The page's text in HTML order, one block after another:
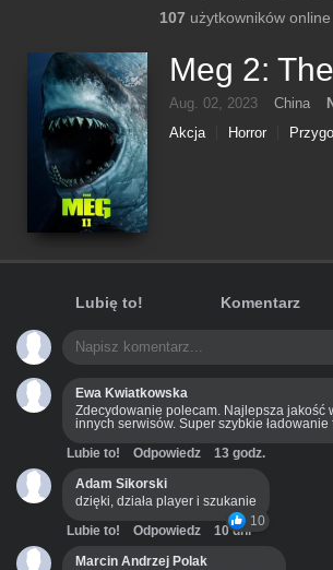
107 użytkowników online
Meg 2:
Aug. 02, 2023 China
Akcja
Horror
Lubię to! Komentarz
Ewa Kwiatkowska
Zdecydowanie polecam. Najlepsza jakość
innych serwisów. Super szybkie ładowanie
Lubie to! Odpowiedz
13 godz.
Adam Sikorski
dzięki, działa player i szukanie
10
Lubie to! Odpowiedz
10 dni
Marcin Andrzej Polak